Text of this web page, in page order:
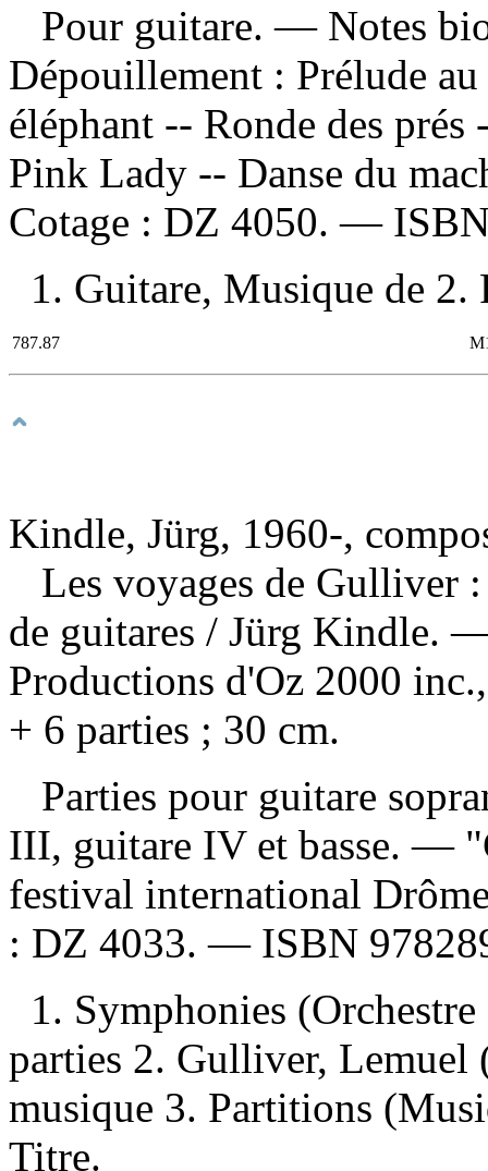
Pour guitare. — Notes
Dépouillement : Prélude
éléphant -- Ronde des
Pink Lady -- Danse du
Cotage : DZ 4050. —
1. Guitare, Musique de
787.87
Kindle, Jürg, 1960-,
Les voyages de Gulliver
de guitares / Jürg Kindle. —
Productions d'Oz 2000
+ 6 parties ; 30 cm.
Parties pour guitare
III, guitare IV et basse. —
festival international
: DZ 4033. — ISBN
1. Symphonies
parties 2. Gulliver,
musique 3. Partitions
Titre.